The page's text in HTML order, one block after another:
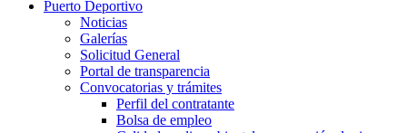
Puerto Deportivo
Noticias
Galerías
Solicitud General
Portal de transparencia
Convocatorias y trámites
Perfil del contratante
Bolsa de empleo